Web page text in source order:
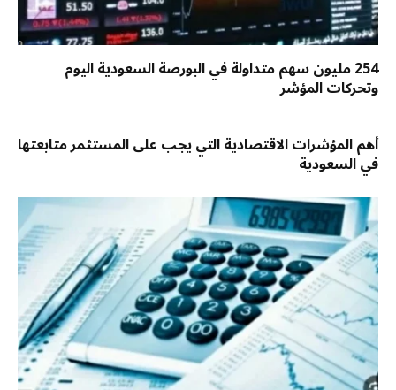
254 مليون سهم متداولة في البورصة السعودية اليوم
وتحركات المؤشر
أهم المؤشرات الاقتصادية التي يجب على المستثمر متابعتها
في السعودية